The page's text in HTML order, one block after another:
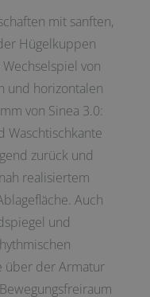
mit sanften,
Hügelkuppen
von
und horizontalen
von Sinea 3.0:
Waschtischkante
zurück und
realisiertem
Auch
und
über der Armatur